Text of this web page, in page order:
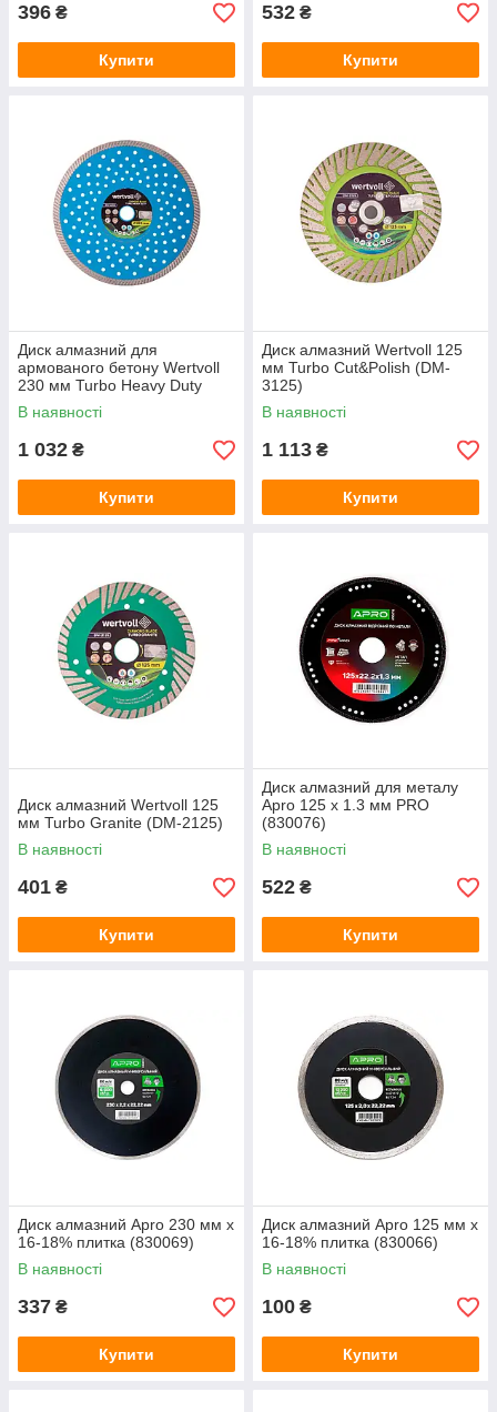
396 ₴
Купити
532 ₴
Купити
Диск алмазний для
армованого бетону Wertvoll
230 мм Turbo Heavy Duty
(DM-4230)
В наявності
1 032 ₴
Купити
Диск алмазний Wertvoll 125
мм Turbo Cut&Polish (DM-
3125)
В наявності
1 113 ₴
Купити
Диск алмазний Wertvoll 125
мм Turbo Granite (DM-2125)
В наявності
401 ₴
Купити
Диск алмазний для металу
Apro 125 x 1.3 мм PRO
(830076)
В наявності
522 ₴
Купити
Диск алмазний Apro 230 мм x
16-18% плитка (830069)
В наявності
337 ₴
Купити
Диск алмазний Apro 125 мм x
16-18% плитка (830066)
В наявності
100 ₴
Купити